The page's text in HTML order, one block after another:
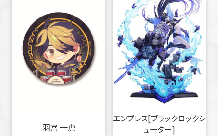
羽宮 一虎
エンプレス[ブラックロックシ
ューター]